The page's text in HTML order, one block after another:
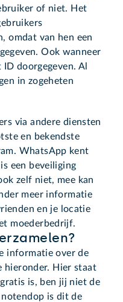
of niet. Het
omdat van hen een
Ook wanneer
doorgegeven. Al
in zogeheten
via andere diensten
en bekendste
WhatsApp kent
een beveiliging
zelf niet, mee kan
meer informatie
en je locatie
moederbedrijf.
informatie over de
hieronder. Hier staat
is, ben jij niet de
is dit de